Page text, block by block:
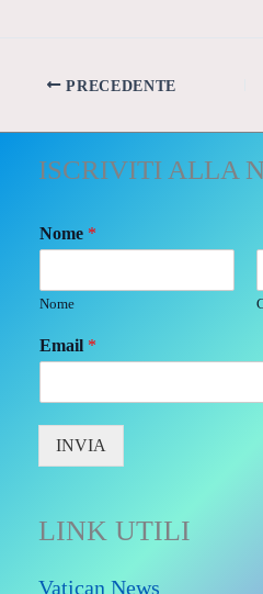
PRECEDENTE
ISCRIVITI ALLA
Nome *
Nome
Email *
INVIA
LINK UTILI
Vatican News